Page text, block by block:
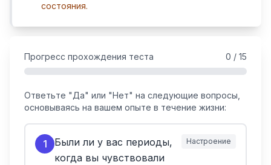
состояния.
Прогресс прохождения теста 0 / 15
Ответьте "Да" или "Нет" на следующие вопросы,
основываясь на вашем опыте в течение жизни:
1
Были ли у вас периоды,
когда вы чувствовали
Настроение